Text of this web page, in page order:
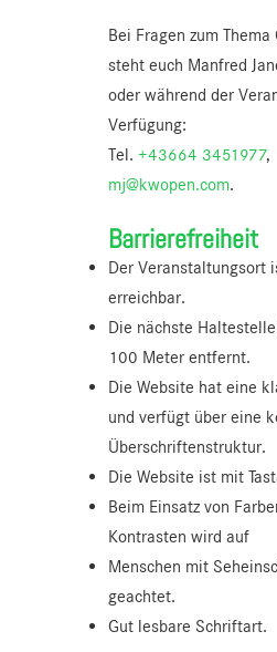
Bei Fragen zum Thema
steht euch Manfred
oder während der
Verfügung:
Tel.+43664 3451977,
mj@kwopen.com.
Barrierefreiheit
Der Veranstaltungsort
erreichbar.
Die nächste
100 Meter entfernt.
Die Website hat eine
und verfügt über eine
Überschriftenstruktur.
Die Website ist mit
Beim Einsatz von
Kontrasten wird auf
Menschen mit
geachtet.
Gut lesbare Schriftart.